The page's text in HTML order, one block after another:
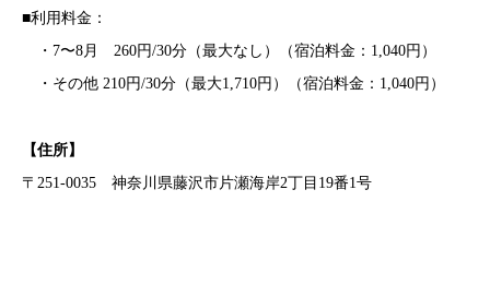
■利用料金：
・7〜8月 260円/30分（最大なし）（宿泊料金：1,040円）
・その他 210円/30分（最大1,710円）（宿泊料金：1,040円）
【住所】
〒251-0035 神奈川県藤沢市片瀬海岸2丁目19番1号